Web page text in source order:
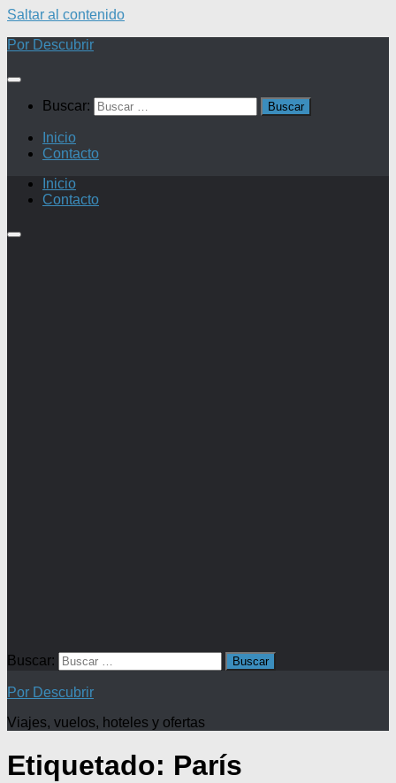
Saltar al contenido
Por Descubrir
Buscar:
Inicio
Contacto
Inicio
Contacto
Buscar:
Por Descubrir
Viajes, vuelos, hoteles y ofertas
Etiquetado: París